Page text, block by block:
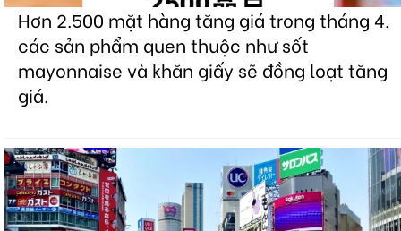
Hơn 2.500 mặt hàng tăng giá trong tháng 4,
các sản phẩm quen thuộc như sốt
mayonnaise và khăn giấy sẽ đồng loạt tăng
giá.